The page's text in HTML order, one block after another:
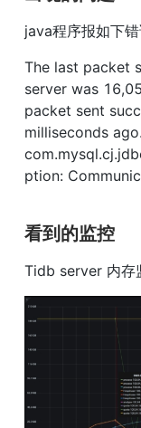
java程序报如下错
The last packet
server was
packet sent
milliseconds
ption:
看到的监控
Tidb server 内存